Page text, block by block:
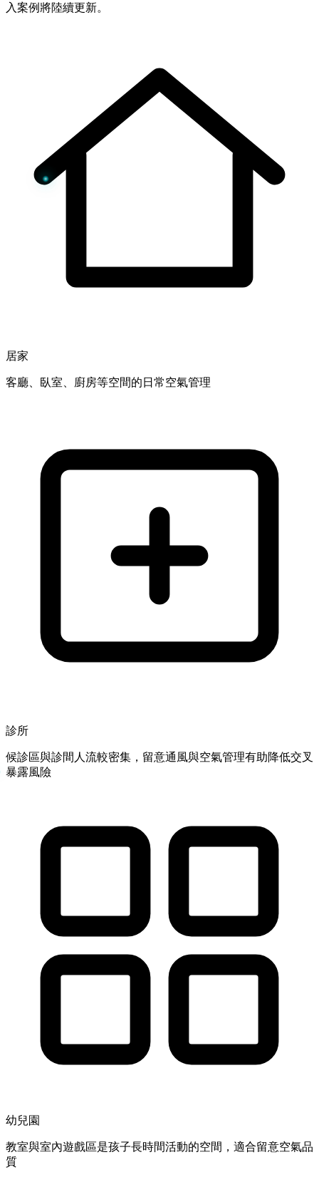
入案例將陸續更新。
居家
客廳、臥室、廚房等空間的日常空氣管理
診所
候診區與診間人流較密集，留意通風與空氣管理有助降低交叉
暴露風險
幼兒園
教室與室內遊戲區是孩子長時間活動的空間，適合留意空氣品
質